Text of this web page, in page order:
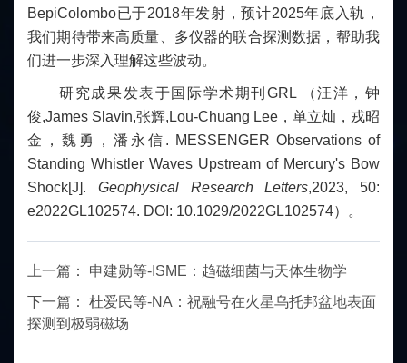
BepiColombo已于2018年发射，预计2025年底入轨，
我们期待带来高质量、多仪器的联合探测数据，帮助我
们进一步深入理解这些波动。
研究成果发表于国际学术期刊GRL （汪洋， 钟
俊,James Slavin,张辉,Lou-Chuang Lee， 单立灿 ， 戎昭
金
， 魏勇 ， 潘永信 . MESSENGER Observations of
Standing Whistler Waves Upstream of Mercury's Bow
Shock[J]. Geophysical Research Letters,2023, 50:
e2022GL102574. DOI: 10.1029/2022GL102574）。
上一篇：
申建勋等-ISME：趋磁细菌与天体生物学
下一篇：
杜爱民等-NA：祝融号在火星乌托邦盆地表面
探测到极弱磁场